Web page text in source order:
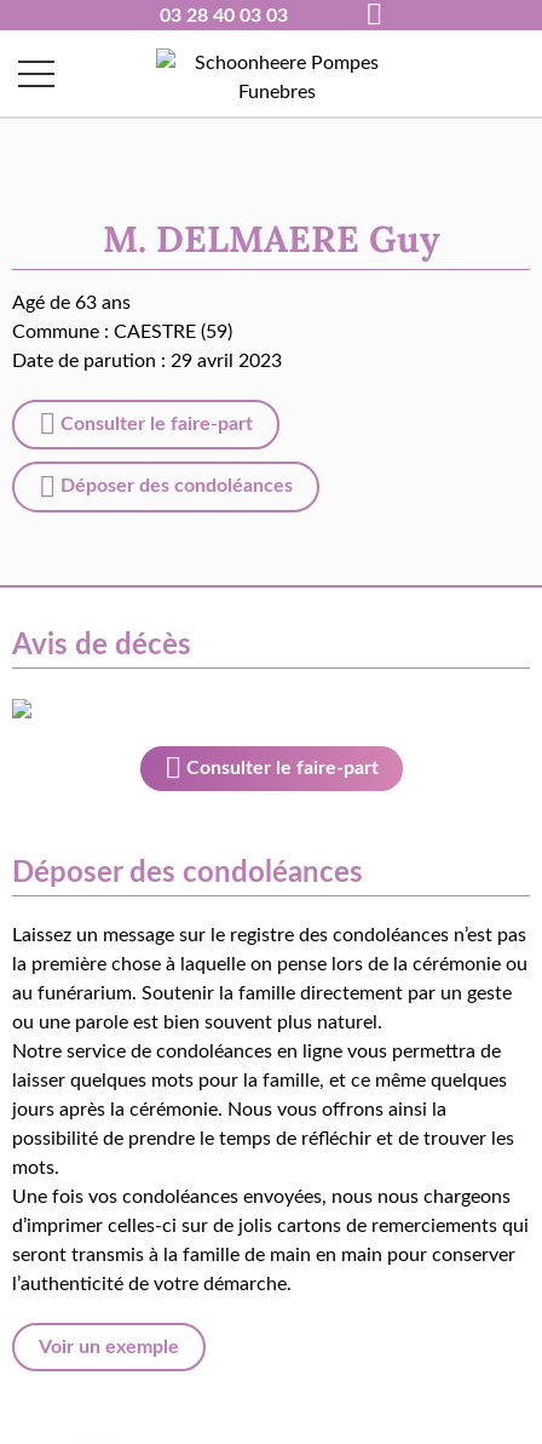
03 28 40 03 03
M. DELMAERE Guy
Agé de 63 ans
Commune : CAESTRE (59)
Date de parution : 29 avril 2023
Consulter le faire-part
Déposer des condoléances
Avis de décès
Consulter le faire-part
Déposer des condoléances
Laissez un message sur le registre des condoléances n’est pas
la première chose à laquelle on pense lors de la cérémonie ou
au funérarium. Soutenir la famille directement par un geste
ou une parole est bien souvent plus naturel.
Notre service de condoléances en ligne vous permettra de
laisser quelques mots pour la famille, et ce même quelques
jours après la cérémonie. Nous vous offrons ainsi la
possibilité de prendre le temps de réfléchir et de trouver les
mots.
Une fois vos condoléances envoyées, nous nous chargeons
d’imprimer celles-ci sur de jolis cartons de remerciements qui
seront transmis à la famille de main en main pour conserver
l’authenticité de votre démarche.
Voir un exemple